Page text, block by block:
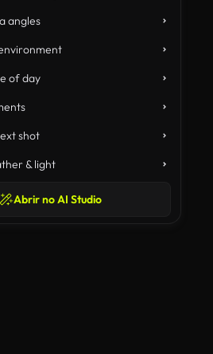
angles
of day
shot
& light
Abrir no AI Studio